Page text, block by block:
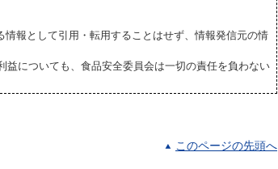
報として引用・転用することはせず、情報発信元の情
についても、食品安全委員会は一切の責任を負わない
このページの先頭へ